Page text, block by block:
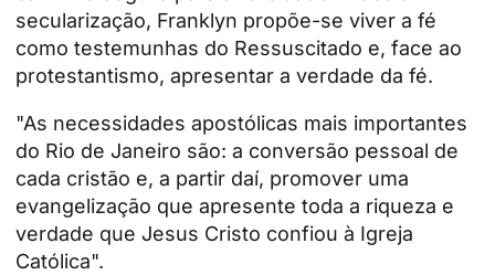
secularização, Franklyn propõe-se viver a fé
como testemunhas do Ressuscitado e, face ao
protestantismo, apresentar a verdade da fé.
"As necessidades apostólicas mais importantes
do Rio de Janeiro são: a conversão pessoal de
cada cristão e, a partir daí, promover uma
evangelização que apresente toda a riqueza e
verdade que Jesus Cristo confiou à Igreja
Católica".